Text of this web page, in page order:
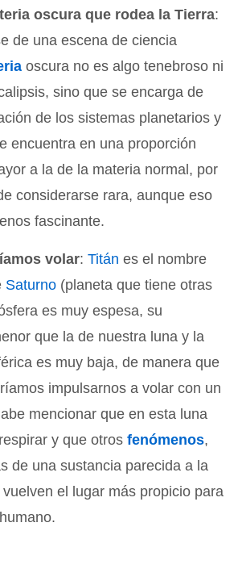
oscura que rodea la Tierra:
de una escena de ciencia
oscura no es algo tenebroso ni
sino que se encarga de
de los sistemas planetarios y
encuentra en una proporción
a la de la materia normal, por
considerarse rara, aunque eso
fascinante.
volar:Titán es el nombre
Saturno (planeta que tiene otras
es muy espesa, su
que la de nuestra luna y la
es muy baja, de manera que
impulsarnos a volar con un
mencionar que en esta luna
y que otrosfenómenos,
de una sustancia parecida a la
el lugar más propicio para